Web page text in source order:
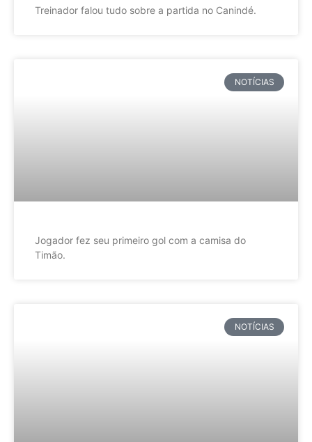
Treinador falou tudo sobre a partida no Canindé.
NOTÍCIAS
Jogador fez seu primeiro gol com a camisa do
Timão.
NOTÍCIAS